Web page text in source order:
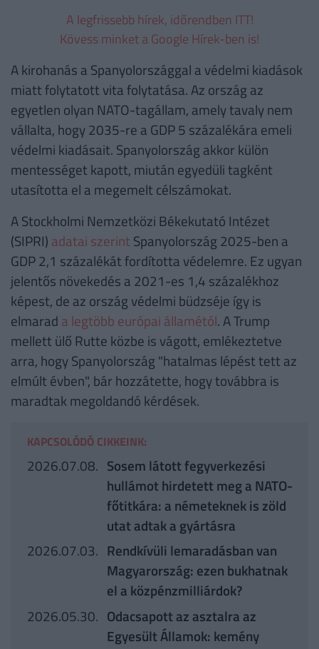
A legfrissebb hírek, időrendben ITT!
Kövess minket a Google Hírek-ben is!
A kirohanás a Spanyolországgal a védelmi kiadások
miatt folytatott vita folytatása. Az ország az
egyetlen olyan NATO-tagállam, amely tavaly nem
vállalta, hogy 2035-re a GDP 5 százalékára emeli
védelmi kiadásait. Spanyolország akkor külön
mentességet kapott, miután egyedüli tagként
utasította el a megemelt célszámokat.
A Stockholmi Nemzetközi Békekutató Intézet
(SIPRI) adatai szerint Spanyolország 2025-ben a
GDP 2,1 százalékát fordította védelemre. Ez ugyan
jelentős növekedés a 2021-es 1,4 százalékhoz
képest, de az ország védelmi büdzséje így is
elmarad a legtöbb európai államétól. A Trump
mellett ülő Rutte közbe is vágott, emlékeztetve
arra, hogy Spanyolország "hatalmas lépést tett az
elmúlt évben", bár hozzátette, hogy továbbra is
maradtak megoldandó kérdések.
KAPCSOLÓDÓ CIKKEINK:
2026.07.08. Sosem látott fegyverkezési
hullámot hirdetett meg a NATO-
főtitkára: a németeknek is zöld
utat adtak a gyártásra
2026.07.03. Rendkívüli lemaradásban van
Magyarország: ezen bukhatnak
el a közpénzmilliárdok?
2026.05.30. Odacsapott az asztalra az
Egyesült Államok: kemény